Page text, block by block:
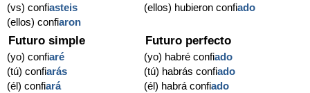
(vs) confiasteis
(ellos) confiaron
(ellos) hubieron confiado
Futuro simple
(yo) confiaré
(tú) confiarás
(él) confiará
Futuro perfecto
(yo) habré confiado
(tú) habrás confiado
(él) habrá confiado